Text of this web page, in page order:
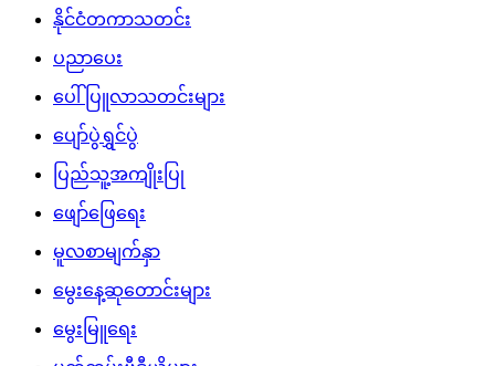
နိုင်ငံတကာသတင်း
ပညာပေး
ပေါ်ပြူလာသတင်းများ
ပျော်ပွဲရွှင်ပွဲ
ပြည်သူ့အကျိုးပြု
ဖျော်ဖြေရေး
မူလစာမျက်နှာ
မွေးနေ့ဆုတောင်းများ
မွေးမြူရေး